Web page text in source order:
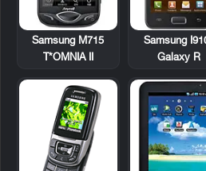
Samsung
Galaxy R
Samsung M715
T*OMNIA II